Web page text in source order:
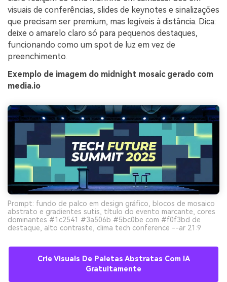
visuais de conferências, slides de keynotes e sinalizações
que precisam ser premium, mas legíveis à distância. Dica:
deixe o amarelo claro só para pequenos destaques,
funcionando como um spot de luz em vez de
preenchimento.
Exemplo de imagem do midnight mosaic gerado com
media.io
Prompt: fundo de palco em design gráfico, blocos de mosaico
abstrato e gradientes sutis, título do evento marcante, cores
dominantes #1c2541 #3a506b #5bc0be com #f0f3bd de
destaque, alto contraste, clima tech conference --ar 21:9
Crie Visuais De Paletas Abstratas Com IA
Gratuitamente